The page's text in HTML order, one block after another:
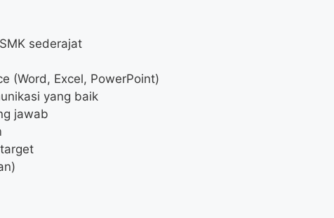
sederajat
(Word, Excel, PowerPoint)
yang baik
jawab